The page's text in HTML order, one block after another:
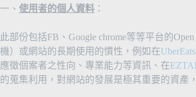
一、 使用者的個人資料 ：
此部份包括FB、Google chrome等等平台的
機）或網站的長期使用的慣性，例如在UberEats
應徵個案者之性向、專業能力等資訊、在
的蒐集利用，對網站的發展是極其重要的資產